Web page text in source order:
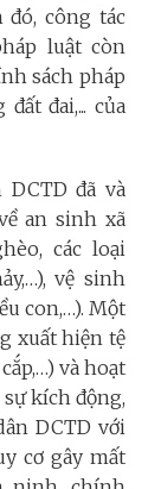
đó, công tác
luật còn
sách pháp
đai,... của
đã và
an sinh xã
các loại
vệ sinh
con,…). Một
xuất hiện tệ
và hoạt
kích động,
DCTD với
cơ gây mất